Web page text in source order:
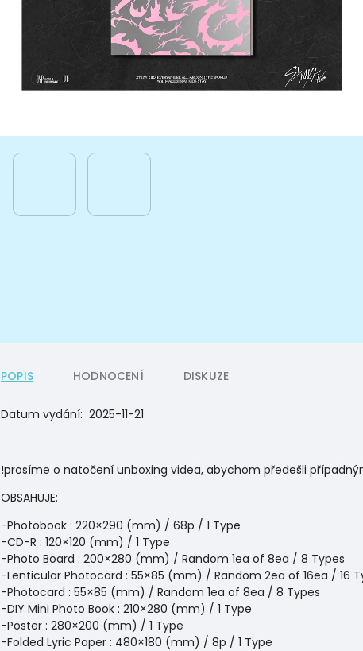
POPIS HODNOCENÍ DISKUZE
Datum vydání: 2025-11-21
!prosíme o natočení unboxing videa, abychom předešli
OBSAHUJE:
-Photobook : 220×290 (mm) / 68p / 1 Type
-CD-R : 120×120 (mm) / 1 Type
-Photo Board : 200×280 (mm) / Random 1ea of 8ea / 8 Types
-Lenticular Photocard : 55×85 (mm) / Random 2ea of 16ea / 16
-Photocard : 55×85 (mm) / Random 1ea of 8ea / 8 Types
-DIY Mini Photo Book : 210×280 (mm) / 1 Type
-Poster : 280×200 (mm) / 1 Type
-Folded Lyric Paper : 480×180 (mm) / 8p / 1 Type